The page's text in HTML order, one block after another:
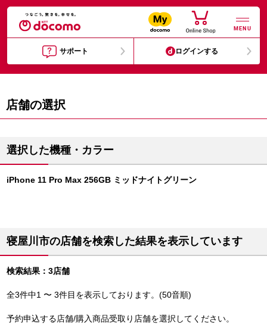
MENU
サポート ログインする
店舗の選択
選択した機種・カラー
iPhone 11 Pro Max 256GB ミッドナイトグリーン
寝屋川市の店舗を検索した結果を表示しています
検索結果：3店舗
全3件中1 〜 3件目を表示しております。(50音順)
予約申込する店舗/購入商品受取り店舗を選択してください。